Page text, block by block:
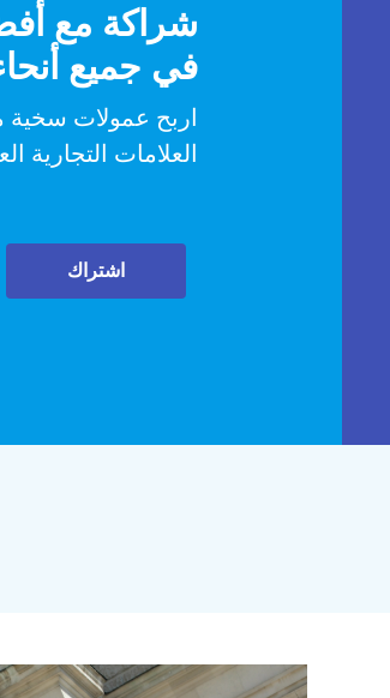
شراكة مع
في جميع
اربح عمولات
العلامات التجارية
اشتراك